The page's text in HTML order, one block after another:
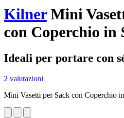
KilnerMini
con Coperchio in
Ideali per portare con
2 valutazioni
Mini Vasetti per Sack con Coperchio